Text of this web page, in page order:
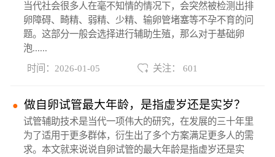
当代社会很多人在毫不知情的情况下，会突然被检测出排
卵障碍、畸精、弱精、少精、输卵管堵塞等不孕不育的问
题。这部分一般会选择进行辅助生殖，那么对于基础卵
泡......
时间：2026-01-05
关注： 601
做自卵试管最大年龄，是指虚岁还是实岁？
试管辅助技术是当代一项伟大的研究，在发展的三十年里
为了适用于更多群体，衍生出了多个方案满足更多人的需
求。本文就来说说自卵试管的最大年龄是指虚岁还是实